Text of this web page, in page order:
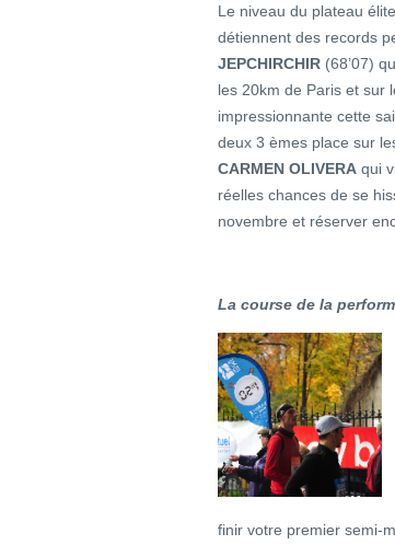
Le niveau du plateau
détiennent des records
JEPCHIRCHIR (68’07)
les 20km de Paris et sur
impressionnante cette
deux 3 èmes place sur
CARMEN OLIVERA qui
réelles chances de se
novembre et réserver
La course de la
finir votre premier semi-